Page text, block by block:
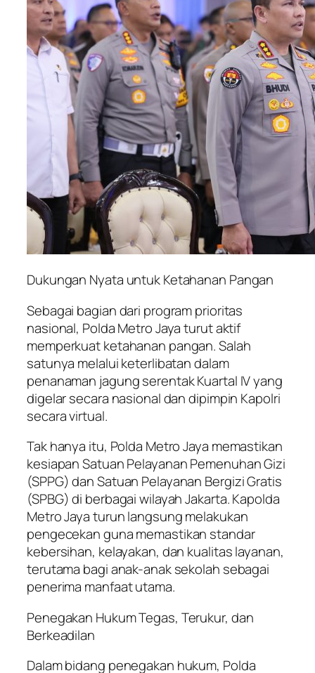
Dukungan Nyata untuk Ketahanan Pangan
Sebagai bagian dari program prioritas
nasional, Polda Metro Jaya turut aktif
memperkuat ketahanan pangan. Salah
satunya melalui keterlibatan dalam
penanaman jagung serentak Kuartal IV yang
digelar secara nasional dan dipimpin Kapolri
secara virtual.
Tak hanya itu, Polda Metro Jaya memastikan
kesiapan Satuan Pelayanan Pemenuhan Gizi
(SPPG) dan Satuan Pelayanan Bergizi Gratis
(SPBG) di berbagai wilayah Jakarta. Kapolda
Metro Jaya turun langsung melakukan
pengecekan guna memastikan standar
kebersihan, kelayakan, dan kualitas layanan,
terutama bagi anak-anak sekolah sebagai
penerima manfaat utama.
Penegakan Hukum Tegas, Terukur, dan
Berkeadilan
Dalam bidang penegakan hukum, Polda